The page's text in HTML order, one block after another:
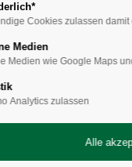
darüber,
denen Sie
Cookies zulassen
Medien
Medien wie Google Maps
Analytics zulassen